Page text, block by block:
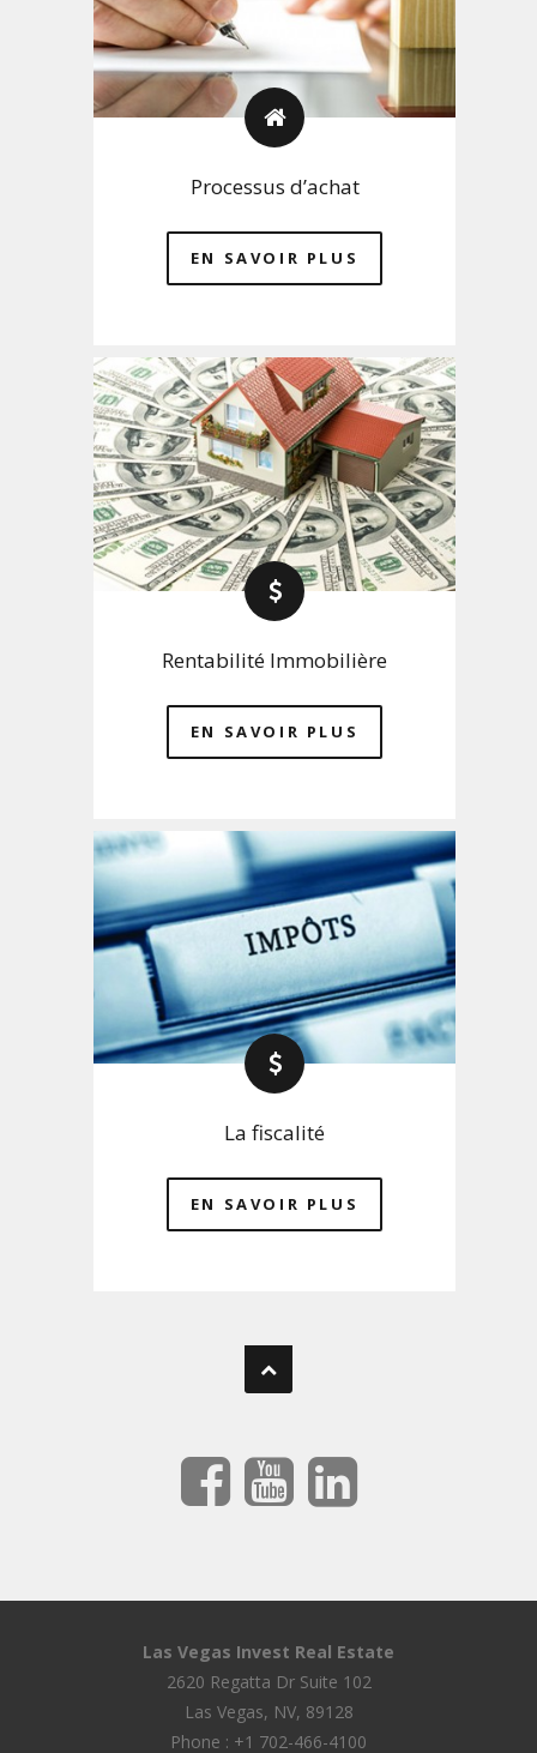
Processus d’achat
EN SAVOIR PLUS
Rentabilité Immobilière
EN SAVOIR PLUS
La fiscalité
EN SAVOIR PLUS
Las Vegas Invest Real Estate
2620 Regatta Dr Suite 102
Las Vegas, NV, 89128
Phone : +1 702-466-4100